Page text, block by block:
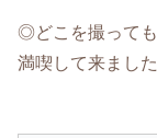
◎どこを撮って
満喫して来ました